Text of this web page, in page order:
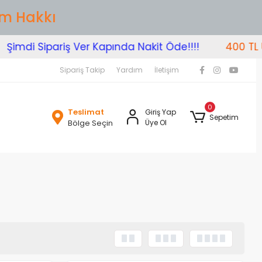
Hakkı
Sipariş Ver Kapında Nakit Öde!!!! 400 TL
Sipariş Takip Yardım İletişim
Teslimat
Bölge Seçin
Giriş Yap
Üye Ol
0
Sepetim